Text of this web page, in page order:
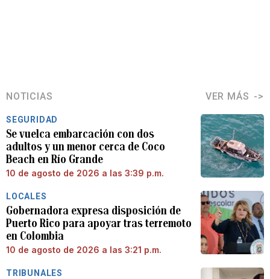
NOTICIAS VER MÁS
SEGURIDAD
Se vuelca embarcación con dos
adultos y un menor cerca de Coco
Beach en Río Grande
10 de agosto de 2026 a las 3:39 p.m.
LOCALES
Gobernadora expresa disposición de
Puerto Rico para apoyar tras terremoto
en Colombia
10 de agosto de 2026 a las 3:21 p.m.
TRIBUNALES